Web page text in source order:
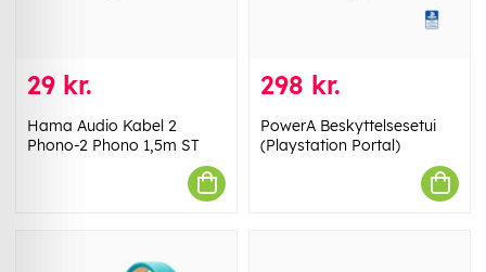
29 kr.
Hama Audio Kabel 2
Phono-2 Phono 1,5m ST
298 kr.
PowerA Beskyttelsesetui
(Playstation Portal)